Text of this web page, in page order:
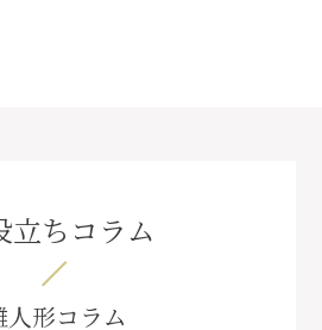
立ちコラム
人形コラム